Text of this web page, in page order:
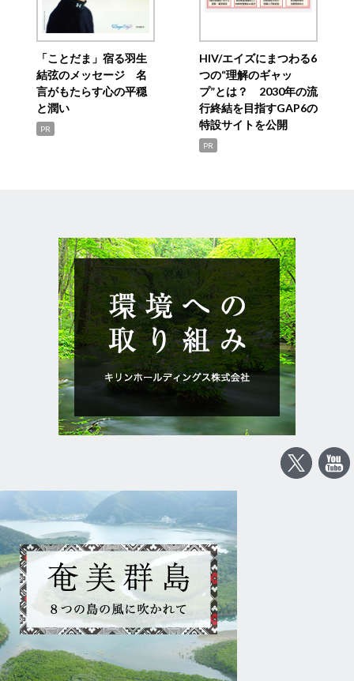
「ことだま」宿る羽生
結弦のメッセージ 名
言がもたらす心の平穏
と潤い
PR
HIV/エイズにまつわる6
つの“理解のギャッ
プ”とは？ 2030年の流
行終結を目指すGAP6の
特設サイトを公開
PR